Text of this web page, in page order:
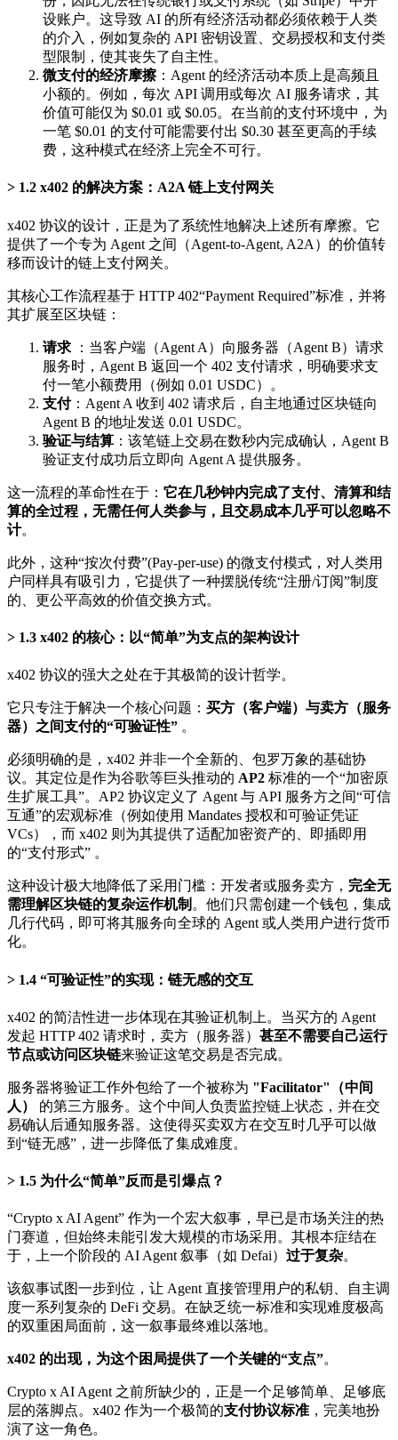
设账户。这导致 AI 的所有经济活动都必须依赖于人类
的介入，例如复杂的 API 密钥设置、交易授权和支付类
型限制，使其丧失了自主性。
微支付的经济摩擦：Agent 的经济活动本质上是高频且
小额的。例如，每次 API 调用或每次 AI 服务请求，其
价值可能仅为 $0.01 或 $0.05。在当前的支付环境中，为
一笔 $0.01 的支付可能需要付出 $0.30 甚至更高的手续
费，这种模式在经济上完全不可行。
1.2 x402 的解决方案：A2A 链上支付网关
x402 协议的设计，正是为了系统性地解决上述所有摩擦。它
提供了一个专为 Agent 之间（Agent-to-Agent, A2A）的价值转
移而设计的链上支付网关。
其核心工作流程基于 HTTP 402“Payment Required”标准，并将
其扩展至区块链：
请求 ：当客户端（Agent A）向服务器（Agent B）请求
服务时，Agent B 返回一个 402 支付请求，明确要求支
付一笔小额费用（例如 0.01 USDC）。
支付：Agent A 收到 402 请求后，自主地通过区块链向
Agent B 的地址发送 0.01 USDC。
验证与结算 ：该笔链上交易在数秒内完成确认，Agent B
验证支付成功后立即向 Agent A 提供服务。
这一流程的革命性在于： 它在几秒钟内完成了支付、清算和结
算的全过程，无需任何人类参与，且交易成本几乎可以忽略不
计。
此外，这种“按次付费”(Pay-per-use) 的微支付模式，对人类用
户同样具有吸引力，它提供了一种摆脱传统“注册/订阅”制度
的、更公平高效的价值交换方式。
1.3 x402 的核心：以“简单”为支点的架构设计
x402 协议的强大之处在于其极简的设计哲学。
它只专注于解决一个核心问题： 买方（客户端）与卖方（服务
器）之间支付的“可验证性” 。
必须明确的是，x402 并非一个全新的、包罗万象的基础协
议。其定位是作为谷歌等巨头推动的 AP2 标准的一个“加密原
生扩展工具”。AP2 协议定义了 Agent 与 API 服务方之间“可信
互通”的宏观标准（例如使用 Mandates 授权和可验证凭证
VCs），而 x402 则为其提供了适配加密资产的、即插即用
的“支付形式” 。
这种设计极大地降低了采用门槛：开发者或服务卖方， 完全无
需理解区块链的复杂运作机制 。他们只需创建一个钱包，集成
几行代码，即可将其服务向全球的 Agent 或人类用户进行货币
化。
1.4 “可验证性”的实现：链无感的交互
x402 的简洁性进一步体现在其验证机制上。当买方的 Agent
发起 HTTP 402 请求时，卖方（服务器） 甚至不需要自己运行
节点或访问区块链来验证这笔交易是否完成。
服务器将验证工作外包给了一个被称为 "Facilitator"（中间
人）
的第三方服务。这个中间人负责监控链上状态，并在交
易确认后通知服务器。这使得买卖双方在交互时几乎可以做
到“链无感”，进一步降低了集成难度。
1.5 为什么“简单”反而是引爆点？
“Crypto x AI Agent” 作为一个宏大叙事，早已是市场关注的热
门赛道，但始终未能引发大规模的市场采用。其根本症结在
于，上一个阶段的 AI Agent 叙事（如 Defai） 过于复杂。
该叙事试图一步到位，让 Agent 直接管理用户的私钥、自主调
度一系列复杂的 DeFi 交易。在缺乏统一标准和实现难度极高
的双重困局面前，这一叙事最终难以落地。
x402 的出现，为这个困局提供了一个关键的“支点”。
Crypto x AI Agent 之前所缺少的，正是一个足够简单、足够底
层的落脚点。x402 作为一个极简的支付协议标准 ，完美地扮
演了这一角色。